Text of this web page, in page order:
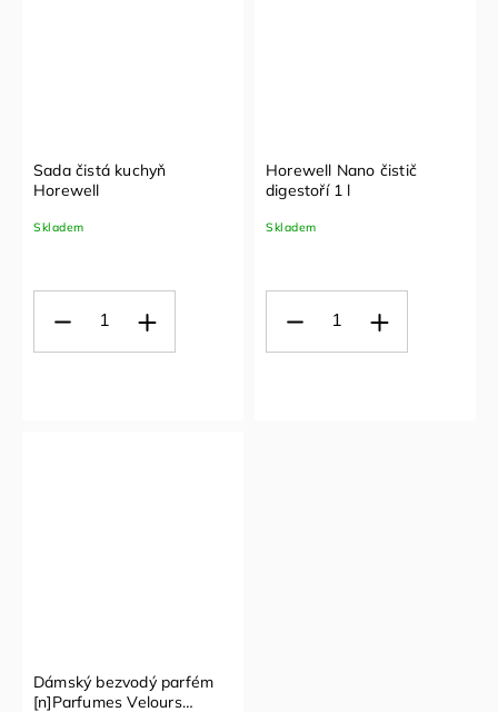
Sada čistá kuchyň
Horewell
Skladem
Horewell Nano čistič
digestoří 1 l
Skladem
Dámský bezvodý parfém
[n]Parfumes Velours